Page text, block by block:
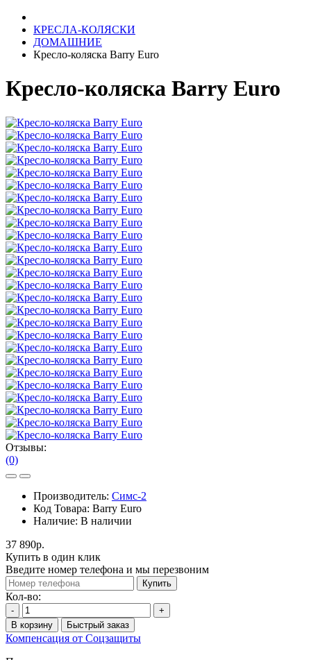
КРЕСЛА-КОЛЯСКИ
ДОМАШНИЕ
Кресло-коляска Barry Euro
Кресло-коляска Barry Euro
Отзывы:
(0)
Производитель: Симс-2
Код Товара: Barry Euro
Наличие: В наличии
37 890р.
Купить в один клик
Введите номер телефона и мы перезвоним
Купить
Кол-во:
-
+
В корзину
Быстрый заказ
Компенсация от Соцзащиты